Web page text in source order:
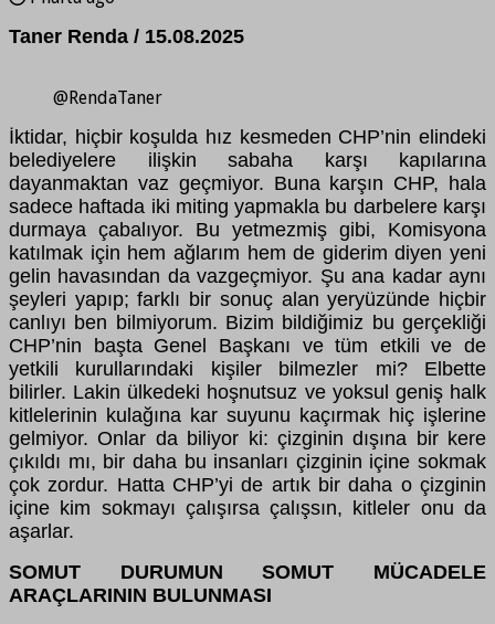
Taner Renda / 15.08.2025
@RendaTaner
İktidar, hiçbir koşulda hız kesmeden CHP’nin elindeki
belediyelere ilişkin sabaha karşı kapılarına
dayanmaktan vaz geçmiyor. Buna karşın CHP, hala
sadece haftada iki miting yapmakla bu darbelere karşı
durmaya çabalıyor. Bu yetmezmiş gibi, Komisyona
katılmak için hem ağlarım hem de giderim diyen yeni
gelin havasından da vazgeçmiyor. Şu ana kadar aynı
şeyleri yapıp; farklı bir sonuç alan yeryüzünde hiçbir
canlıyı ben bilmiyorum. Bizim bildiğimiz bu gerçekliği
CHP’nin başta Genel Başkanı ve tüm etkili ve de
yetkili kurullarındaki kişiler bilmezler mi? Elbette
bilirler. Lakin ülkedeki hoşnutsuz ve yoksul geniş halk
kitlelerinin kulağına kar suyunu kaçırmak hiç işlerine
gelmiyor. Onlar da biliyor ki: çizginin dışına bir kere
çıkıldı mı, bir daha bu insanları çizginin içine sokmak
çok zordur. Hatta CHP’yi de artık bir daha o çizginin
içine kim sokmayı çalışırsa çalışsın, kitleler onu da
aşarlar.
SOMUT DURUMUN SOMUT MÜCADELE
ARAÇLARININ BULUNMASI